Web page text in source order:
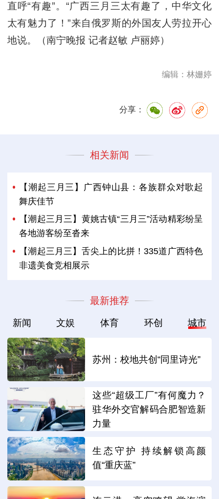
直呼“有趣”。“广西三月三太有趣了，中华文化
太有魅力了！”来自俄罗斯的外国友人劳拉开心
地说。（南宁晚报 记者赵敏 卢丽婷）
编辑：林姗婷
分享：
相关新闻
【潮起三月三】广西钟山县：各族群众对歌起
舞庆佳节
【潮起三月三】黄姚古镇“三月三”活动精彩纷呈
各地游客纷至沓来
【潮起三月三】舌尖上的比拼！335道广西特色
非遗美食竞相展示
最新推荐
新闻 文娱 体育 环创 城市
苏州：校地共创“同里诗光”
这些“超级工厂”有何魔力？
驻华外交官解码合肥智造新
力量
生态守护 持续解锁高颜
值“重庆蓝”